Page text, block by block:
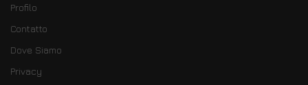
Profilo
Contatto
Dove Siamo
Privacy